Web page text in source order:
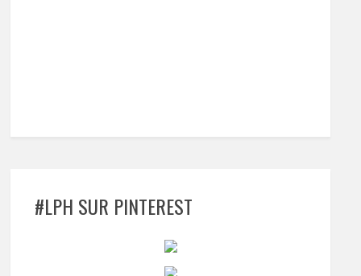
#LPH SUR PINTEREST